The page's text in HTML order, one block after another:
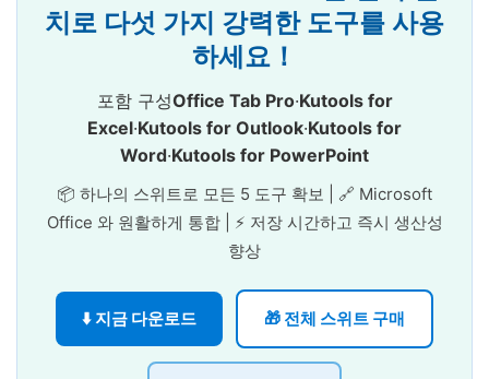
치로 다섯 가지 강력한 도구를 사용
하세요！
포함 구성Office Tab Pro·Kutools for
Excel·Kutools for Outlook·Kutools for
Word·Kutools for PowerPoint
📦 하나의 스위트로 모든 5 도구 확보 | 🔗 Microsoft
Office 와 원활하게 통합 | ⚡ 저장 시간하고 즉시 생산성
향상
⬇️ 지금 다운로드 🎁 전체 스위트 구매